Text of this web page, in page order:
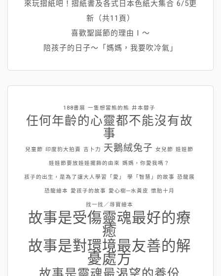
來玩摺紙吧！摺紙書及各式日本色紙大集合 6/5更
新（共11頁）
喜歡聖誕節的理由Ⅰ～
陪孩子的日子～「媽媽，我要吹冷氣」
188書展 一隻想當熊的熊 井本蓉子
任何年齡的心靈都不能沒有故
事
兒童節 印度豹大拍賣 吉卜力 天鵝絨兔子 女兒節 娃娃節
娃娃節要放娃娃擺飾的由來 媽媽，你愛我嗎？
孩子的出生，是為了讓大人學習「愛」 學「智慧」的故事 恐龍展
恐龍繪本 愛孩子的故事 愛心樹─水黃皮 懷胎十月
找一找／尋寶繪本
故事是受傷靈魂最好的療
癒
故事是對環境最友善的解
憂處方